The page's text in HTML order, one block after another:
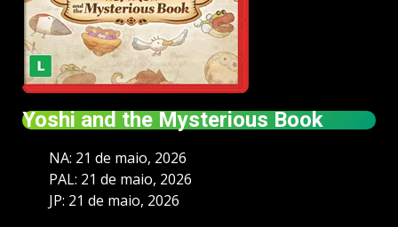
Yoshi and the Mysterious Book
NA: 21 de maio, 2026
PAL: 21 de maio, 2026
JP: 21 de maio, 2026